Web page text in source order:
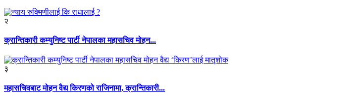
२
क्रान्तिकारी कम्युनिष्ट पार्टी नेपालका महासचिव मोहन...
३
महासचिवबाट मोहन वैद्य किरणको राजिनामा, क्रान्तिकारी...